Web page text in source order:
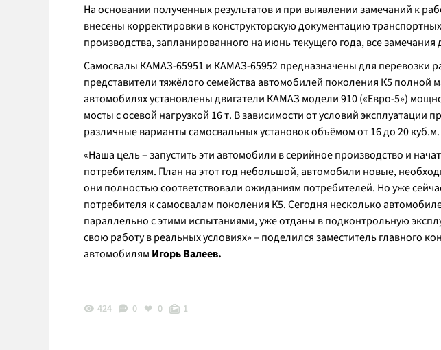
На основании полученных результатов и при выявлении замечаний к
внесены корректировки в конструкторскую документацию
производства, запланированного на июнь текущего года, все
Самосвалы КАМАЗ-65951 и КАМАЗ-65952 предназначены для перевозки
представители тяжёлого семейства автомобилей поколения К5 полной
автомобилях установлены двигатели КАМАЗ модели 910 («Евро-5»)
мосты с осевой нагрузкой 16 т. В зависимости от условий эксплуатации
различные варианты самосвальных установок объёмом от 16 до 20 куб.м.
«Наша цель – запустить эти автомобили в серийное производство и
потребителям. План на этот год небольшой, автомобили новые,
они полностью соответствовали ожиданиям потребителей. Но уже
потребителя к самосвалам поколения К5. Сегодня несколько
параллельно с этими испытаниями, уже отданы в подконтрольную
свою работу в реальных условиях» – поделился заместитель главного
автомобилям Игорь Валеев.
424 0 0 1